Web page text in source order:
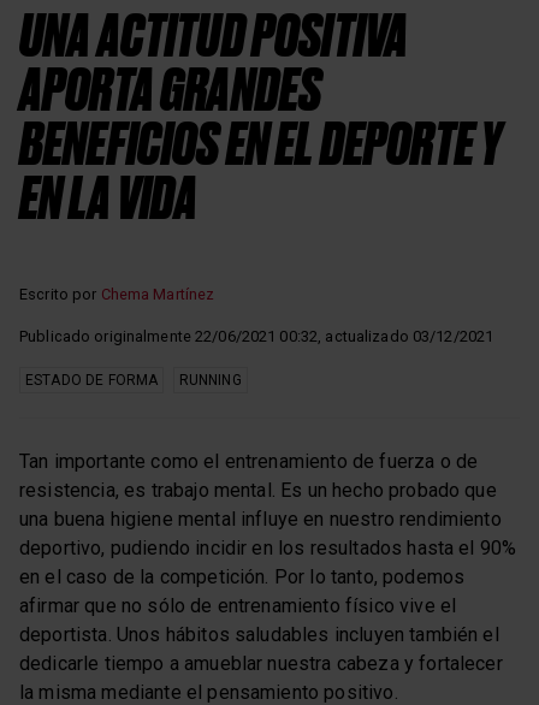
UNA ACTITUD POSITIVA
APORTA GRANDES
BENEFICIOS EN EL DEPORTE Y
EN LA VIDA
Escrito por Chema Martínez
Publicado originalmente 22/06/2021 00:32, actualizado 03/12/2021
ESTADO DE FORMA RUNNING
Tan importante como el entrenamiento de fuerza o de
resistencia, es trabajo mental. Es un hecho probado que
una buena higiene mental influye en nuestro rendimiento
deportivo, pudiendo incidir en los resultados hasta el 90%
en el caso de la competición. Por lo tanto, podemos
afirmar que no sólo de entrenamiento físico vive el
deportista. Unos hábitos saludables incluyen también el
dedicarle tiempo a amueblar nuestra cabeza y fortalecer
la misma mediante el pensamiento positivo.